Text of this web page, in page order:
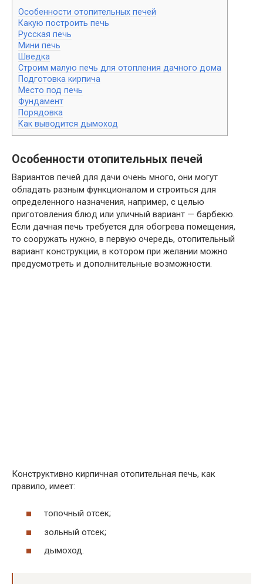
Особенности отопительных печей
Какую построить печь
Русская печь
Мини печь
Шведка
Строим малую печь для отопления дачного дома
Подготовка кирпича
Место под печь
Фундамент
Порядовка
Как выводится дымоход
Особенности отопительных печей
Вариантов печей для дачи очень много, они могут
обладать разным функционалом и строиться для
определенного назначения, например, с целью
приготовления блюд или уличный вариант — барбекю.
Если дачная печь требуется для обогрева помещения,
то сооружать нужно, в первую очередь, отопительный
вариант конструкции, в котором при желании можно
предусмотреть и дополнительные возможности.
Конструктивно кирпичная отопительная печь, как
правило, имеет:
топочный отсек;
зольный отсек;
дымоход.